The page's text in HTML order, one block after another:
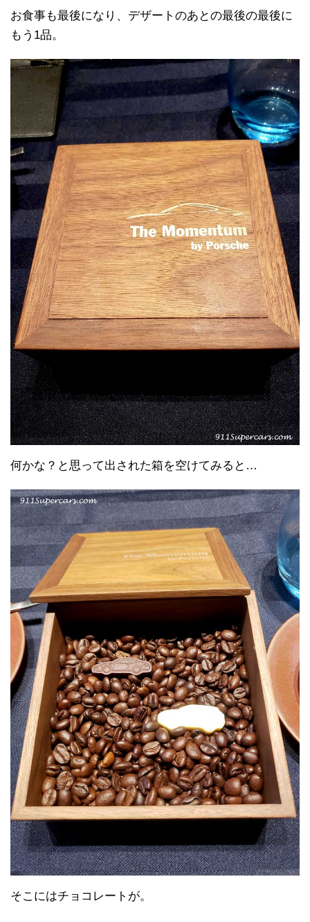
お食事も最後になり、デザートのあとの最後の最後に
もう1品。
何かな？と思って出された箱を空けてみると…
そこにはチョコレートが。